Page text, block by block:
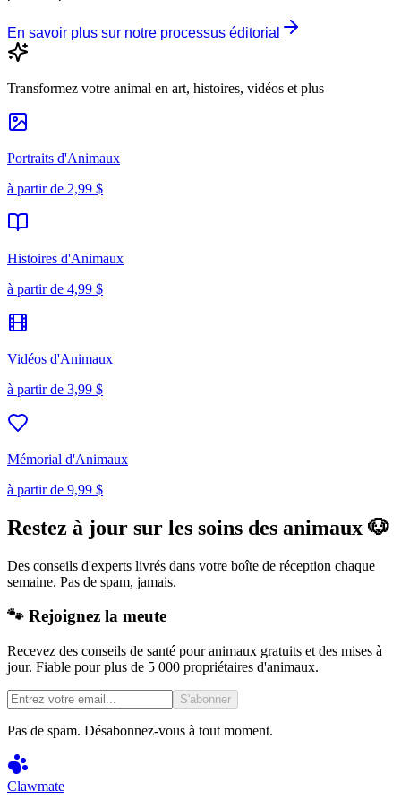
En savoir plus sur notre processus éditorial
Transformez votre animal en art, histoires, vidéos et plus
Portraits d'Animaux
à partir de 2,99 $
Histoires d'Animaux
à partir de 4,99 $
Vidéos d'Animaux
à partir de 3,99 $
Mémorial d'Animaux
à partir de 9,99 $
Restez à jour sur les soins des animaux 🐶
Des conseils d'experts livrés dans votre boîte de réception chaque
semaine. Pas de spam, jamais.
🐾 Rejoignez la meute
Recevez des conseils de santé pour animaux gratuits et des mises à
jour. Fiable pour plus de 5 000 propriétaires d'animaux.
S'abonner
Pas de spam. Désabonnez-vous à tout moment.
Clawmate